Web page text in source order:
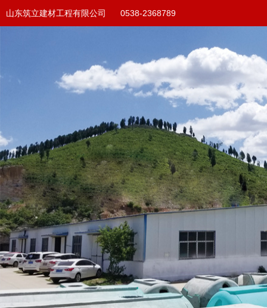
山东筑立建材工程有限公司 0538-2368789